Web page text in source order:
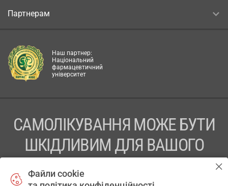
Партнерам
Наш партнер:
Національний
фармацевтичний
університет
САМОЛІКУВАННЯ МОЖЕ БУТИ
ШКІДЛИВИМ ДЛЯ ВАШОГО
Файли cookie